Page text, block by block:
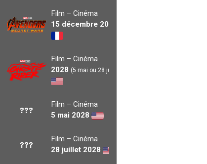
Film – Cinéma
15 décembre 2027
Film – Cinéma
2028 (5 mai ou 28 juil.)
???
Film – Cinéma
5 mai 2028
???
Film – Cinéma
28 juillet 2028